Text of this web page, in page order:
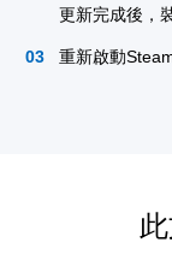
更新完成後，
重新啟動